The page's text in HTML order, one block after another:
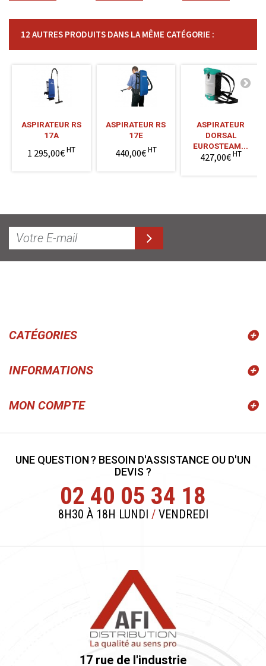
12 AUTRES PRODUITS DANS LA MÊME CATÉGORIE :
ASPIRATEUR RS
17A
1 295,00€HT
ASPIRATEUR RS
17E
440,00€HT
ASPIRATEUR
DORSAL
EUROSTEAM...
427,00€HT
CATÉGORIES
INFORMATIONS
MON COMPTE
UNE QUESTION ? BESOIN D'ASSISTANCE OU D'UN
DEVIS ?
02 40 05 34 18
8H30 À 18H LUNDI /VENDREDI
17 rue de l'industrie